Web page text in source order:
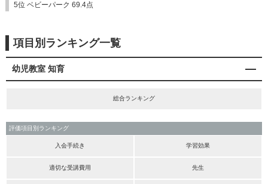
5位 ベビーパーク 69.4点
項目別ランキング一覧
幼児教室 知育
総合ランキング
評価項目別ランキング
入会手続き 学習効果
適切な受講費用 先生